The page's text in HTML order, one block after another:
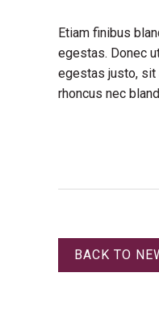
Etiam finibus
egestas. Donec
egestas justo, sit
rhoncus nec
BACK TO